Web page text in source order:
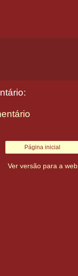
Página inicial
Ver versão para a web